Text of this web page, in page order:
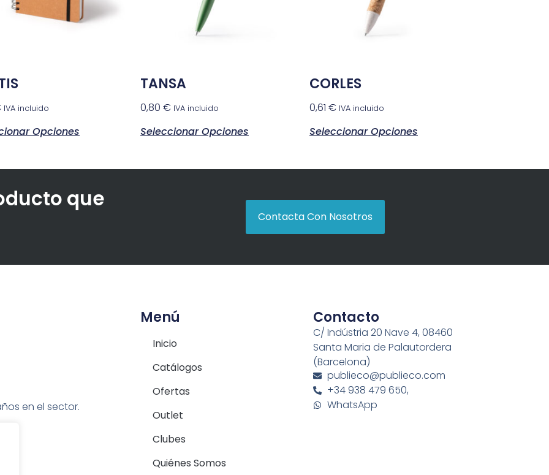
IVA incluido
Opciones
TANSA
0,80 € IVA incluido
Seleccionar Opciones
CORLES
0,61 € IVA incluido
Seleccionar Opciones
que
Contacta Con Nosotros
en el sector.
Menú
Inicio
Catálogos
Ofertas
Outlet
Clubes
Quiénes Somos
Contacto
C/ Indústria 20 Nave 4, 08460
Santa Maria de Palautordera
(Barcelona)
publieco@publieco.com
+34 938 479 650,
WhatsApp